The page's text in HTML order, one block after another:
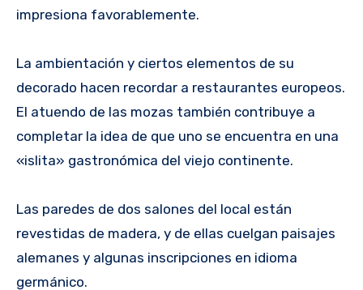
impresiona favorablemente.
La ambientación y ciertos elementos de su
decorado hacen recordar a restaurantes europeos.
El atuendo de las mozas también contribuye a
completar la idea de que uno se encuentra en una
«islita» gastronómica del viejo continente.
Las paredes de dos salones del local están
revestidas de madera, y de ellas cuelgan paisajes
alemanes y algunas inscripciones en idioma
germánico.